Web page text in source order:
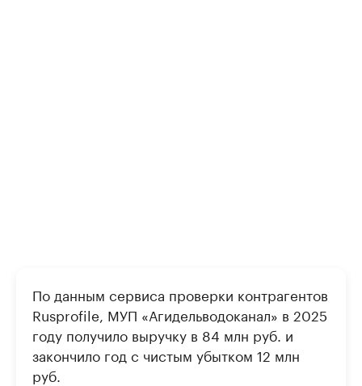
По данным сервиса проверки контрагентов
Rusprofile, МУП «Агидельводоканал» в 2025
году получило выручку в 84 млн руб. и
закончило год с чистым убытком 12 млн
руб.